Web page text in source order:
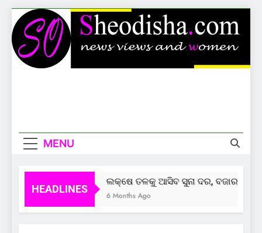
Skip
to
content
MENU
HEADLINES
ଲକ୍ଷେ ତଳକୁ ଆସିବ ସୁନା ଦର, ବଜାର
6 Months Ago